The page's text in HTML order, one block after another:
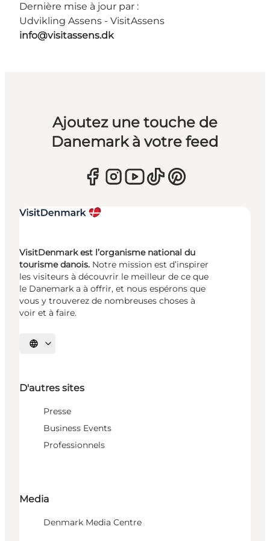
Dernière mise à jour par :
Udvikling Assens - VisitAssens
info@visitassens.dk
Ajoutez une touche de
Danemark à votre feed
VisitDenmark est l’organisme national du
tourisme danois. Notre mission est d’inspirer
les visiteurs à découvrir le meilleur de ce que
le Danemark a à offrir, et nous espérons que
vous y trouverez de nombreuses choses à
voir et à faire.
Choisissez la langue
D'autres sites
Presse
Business Events
Professionnels
Media
Denmark Media Centre